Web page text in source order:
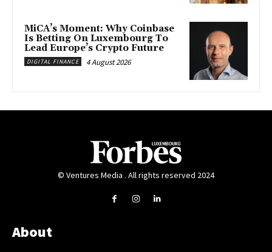
MiCA’s Moment: Why Coinbase
Is Betting On Luxembourg To
Lead Europe’s Crypto Future
DIGITAL FINANCE 4 August 2026
© Ventures Media . All rights reserved 2024
About